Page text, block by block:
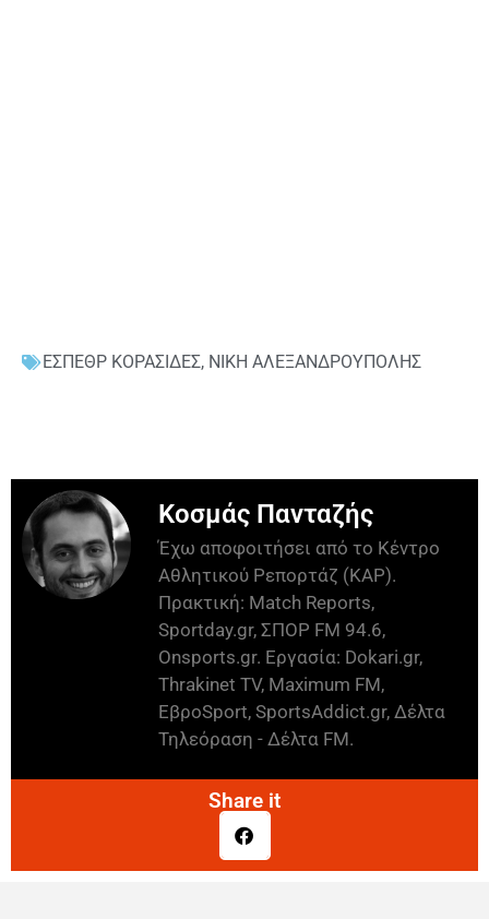
ΕΣΠΕΘΡ ΚΟΡΑΣΙΔΕΣ, ΝΙΚΗ ΑΛΕΞΑΝΔΡΟΥΠΟΛΗΣ
Κοσμάς Πανταζής
Έχω αποφοιτήσει από το Κέντρο
Αθλητικού Ρεπορτάζ (ΚΑΡ).
Πρακτική: Match Reports,
Sportday.gr, ΣΠΟΡ FM 94.6,
Onsports.gr. Εργασία: Dokari.gr,
Thrakinet TV, Maximum FM,
ΕβροSport, SportsAddict.gr, Δέλτα
Τηλεόραση - Δέλτα FM.
Share it